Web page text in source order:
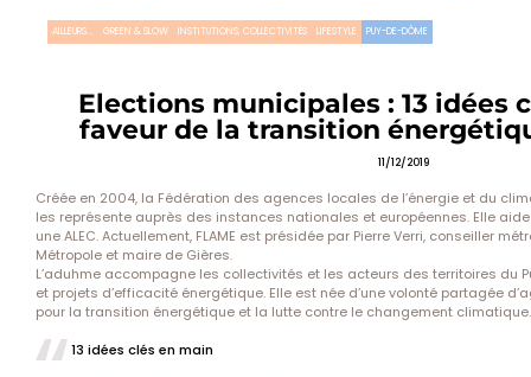
AILLEURS... GREEN & SLOW INSTITUTIONS, COLLECTIVITÉS LIFESTYLE PUY-DE-DÔME
Elections municipales : 13 idées
faveur de la transition
11/12/2019
Créée en 2004, la Fédération des agences locales de l’énergie et du
les représente auprès des instances nationales et européennes. Elle
une ALEC. Actuellement, FLAME est présidée par Pierre Verri, conseiller
Métropole et maire de Gières.
L’aduhme accompagne les collectivités et les acteurs des territoires du
et projets d’efficacité énergétique. Elle est née d’une volonté partagée
pour la transition énergétique et la lutte contre le changement climatique.
13 idées clés en main